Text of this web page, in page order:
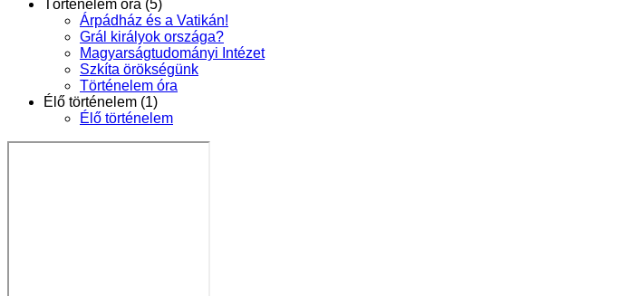
Történelem óra (5)
Árpádház és a Vatikán!
Grál királyok országa?
Magyarságtudományi Intézet
Szkíta örökségünk
Történelem óra
Élő történelem (1)
Élő történelem